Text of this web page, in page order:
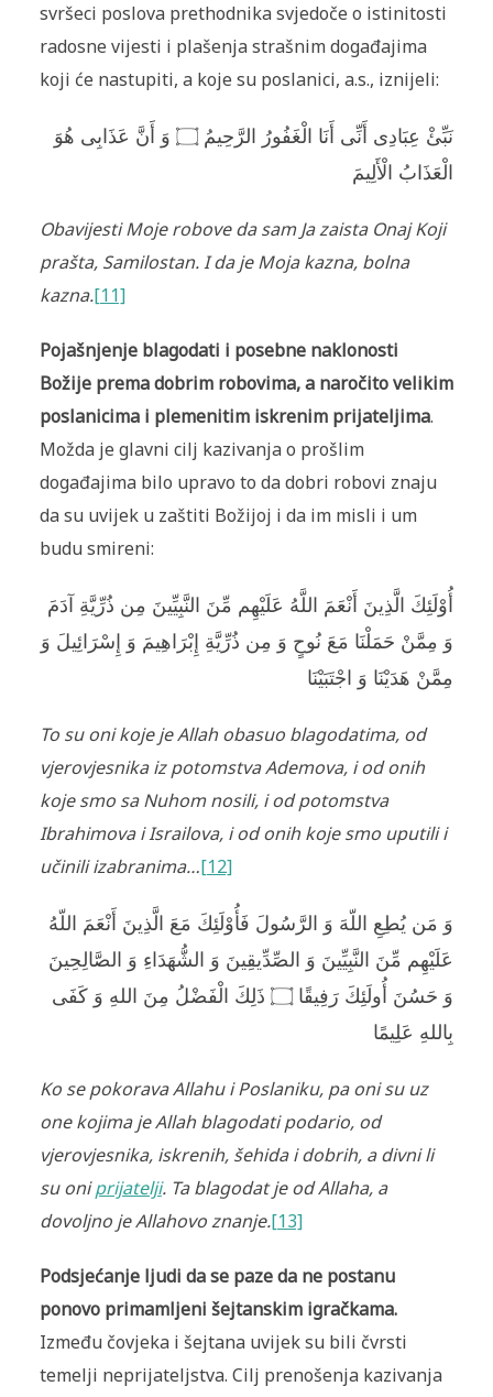
svršeci poslova prethodnika svjedoče o istinitosti
radosne vijesti i plašenja strašnim događajima
koji će nastupiti, a koje su poslanici, a.s., iznijeli:
نَبِّئْ عِبَادِى أَنِّى أَنَا الْغَفُورُ الرَّحِيمُ ۝ وَ أَنَّ عَذَابِى هُوَ
الْعَذَابُ الْأَلِيمَ
Obavijesti Moje robove da sam Ja zaista Onaj Koji
prašta, Samilostan.I da je Moja kazna, bolna
kazna.[11]
Pojašnjenje blagodati i posebne naklonosti
Božije prema dobrim robovima, a naročito velikim
poslanicima i plemenitim iskrenim prijateljima.
Možda je glavni cilj kazivanja o prošlim
događajima bilo upravo to da dobri robovi znaju
da su uvijek u zaštiti Božijoj i da im misli i um
budu smireni:
أُوْلَئِكَ الَّذِينَ أَنْعَمَ اللَّهُ عَلَيْهِم مِّنَ النَّبِيِّينَ مِن ذُرِّيَّةِ آدَمَ
وَ مِمَّنْ حَمَلْنَا مَعَ نُوحٍ وَ مِن ذُرِّيَّةِ إِبْرَاهِيمَ وَ إِسْرَائِيلَ وَ
مِمَّنْ هَدَيْنَا وَ اجْتَبَيْنَا
To su oni koje je Allah obasuo blagodatima, od
vjerovjesnika iz potomstva Ademova, i od onih
koje smo sa Nuhom nosili, i od potomstva
Ibrahimova i Israilova, i od onih koje smo uputili i
učinili izabranima…[12]
وَ مَن يُطِعِ اللّهَ وَ الرَّسُولَ فَأُوْلَئِكَ مَعَ الَّذِينَ أَنْعَمَ اللّهُ
عَلَيْهِم مِّنَ النَّبِيِّينَ وَ الصِّدِّيقِينَ وَ الشُّهَدَاءِ وَ الصَّالِحِينَ
وَ حَسُنَ أُولَئِكَ رَفِيقًا ۝ ذَلِكَ الْفَضْلُ مِنَ اللهِ وَ كَفَى
بِاللهِ عَلِيمًا
Ko se pokorava Allahu i Poslaniku, pa oni su uz
one kojima je Allah blagodati podario, od
vjerovjesnika, iskrenih, šehida i dobrih, a divni li
su oniprijatelji. Ta blagodat je od Allaha, a
dovoljno je Allahovo znanje.[13]
Podsjećanje ljudi da se paze da ne postanu
ponovo primamljeni šejtanskim igračkama.
Između čovjeka i šejtana uvijek su bili čvrsti
temelji neprijateljstva. Cilj prenošenja kazivanja